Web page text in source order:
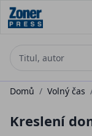
Domů / Volný čas
Kreslení